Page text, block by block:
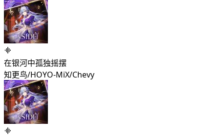
在银河中孤独摇摆
知更鸟/HOYO-MiX/Chevy